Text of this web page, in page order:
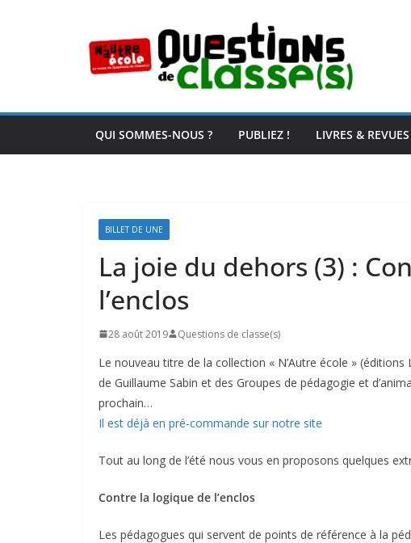
QUI SOMMES-NOUS ? PUBLIEZ ! LIVRES &
BILLET DE UNE
La joie du dehors (3) :
l’enclos
28 août 2019 Questions de classe(s)
Le nouveau titre de la collection « N’Autre école » (éditions
de Guillaume Sabin et des Groupes de pédagogie et
prochain…
Il est déjà en pré-commande sur notre site
Tout au long de l’été nous vous en proposons quelques
Contre la logique de l’enclos
Les pédagogues qui servent de points de référence à la